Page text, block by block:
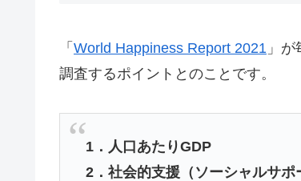
「 World Happiness Report 2021 」
調査するポイントとのことです。
1．人口あたりGDP
2．社会的支援（ソーシャルサポ